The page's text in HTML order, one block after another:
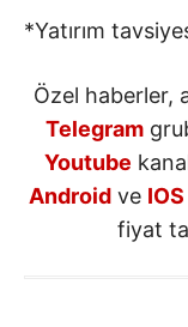
*Yatırım
Özel haberler,
Telegram
Youtube
Androidve IOS
fiyat